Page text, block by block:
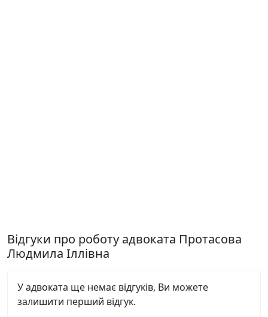
Відгуки про роботу адвоката Протасова
Людмила Іллівна
У адвоката ще немає відгуків, Ви можете
залишити перший відгук.